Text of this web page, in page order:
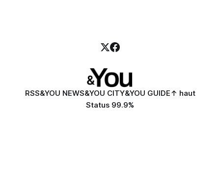
RSS&YOU NEWS&YOU CITY&YOU GUIDE↑ haut
Status 99.9%